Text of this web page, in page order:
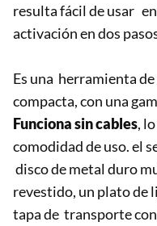
resulta fácil de usar
activación en dos
Es una herramienta
compacta, con una
Funciona sin cables,
comodidad de uso. el
disco de metal duro
revestido, un plato de
tapa de transporte